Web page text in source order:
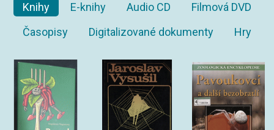
Knihy E-knihy Audio CD
Filmová DVD
Časopisy
Digitalizované dokumenty Hry